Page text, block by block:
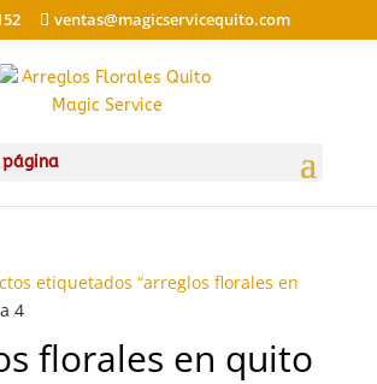
ventas@magicservicequito.com
etiquetados “arreglos florales en
4
florales en quito